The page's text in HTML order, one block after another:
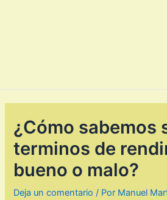
¿Cómo sabemos
terminos de
bueno o malo?
Deja un comentario / Por Manuel